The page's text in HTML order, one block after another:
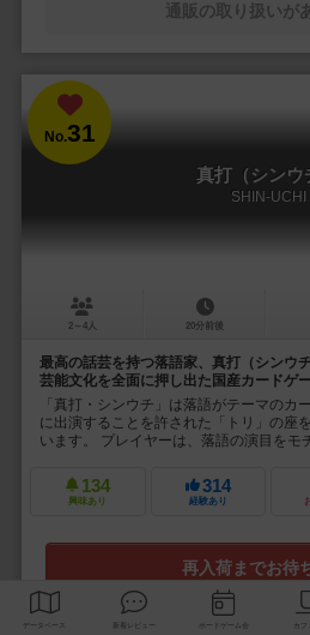
通販の取り扱いが
No.31
真打（シンウ
SHIN-UCHI
2～4人 20分前後
最高の話芸を持つ落語家、真打（シンウ
芸能文化を全面に押し出た国産カードゲ
「真打・シンウチ」は落語がテーマのカ
に出演することを許された「トリ」の座
います。 プレイヤーは、落語の演目をモ
134
興味あり
314
経験あり
再入荷までお待